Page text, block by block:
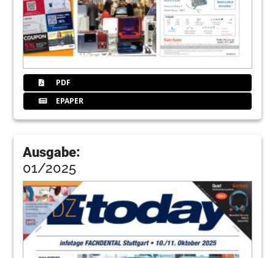
PDF
EPAPER
Ausgabe:
01/2025